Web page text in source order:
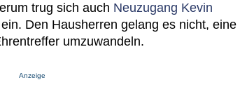
trug sich auch Neuzugang Kevin
Den Hausherren gelang es nicht, eine
umzuwandeln.
Anzeige